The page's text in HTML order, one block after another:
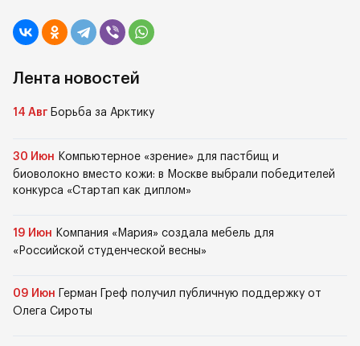
Лента новостей
14 Авг Борьба за Арктику
30 Июн Компьютерное «зрение» для пастбищ и
биоволокно вместо кожи: в Москве выбрали победителей
конкурса «Стартап как диплом»
19 Июн Компания «Мария» создала мебель для
«Российской студенческой весны»
09 Июн
Герман Греф получил публичную поддержку от
Олега Сироты